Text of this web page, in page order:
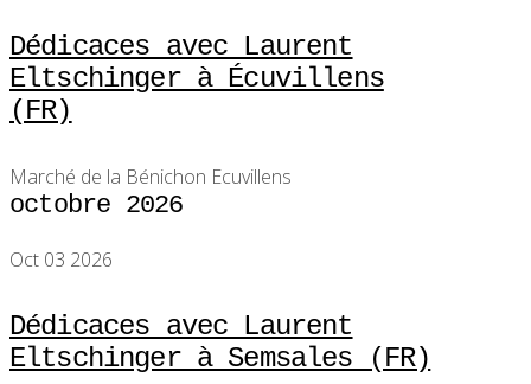
Dédicaces avec Laurent
Eltschinger à Écuvillens
(FR)
Marché de la Bénichon Ecuvillens
octobre 2026
Oct 03 2026
Dédicaces avec Laurent
Eltschinger à Semsales (FR)